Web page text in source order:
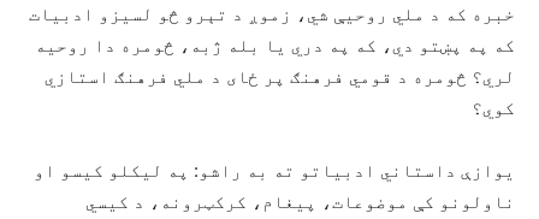
خبره که د ملي روحيې شي، زموږ د تېرو څو لسيزو ادبيات
که په پښتو دي، که په دري يا بله ژبه، څومره دا روحيه
لري؟ څومره د قومي فرهنګ پر ځاى د ملي فرهنګ استازي
کوي؟
يوازې داستاني ادبياتو ته به راشو: په ليکلو کيسو او
ناولونو کې موضوعات، پيغام، کرکټرونه، د کيسي